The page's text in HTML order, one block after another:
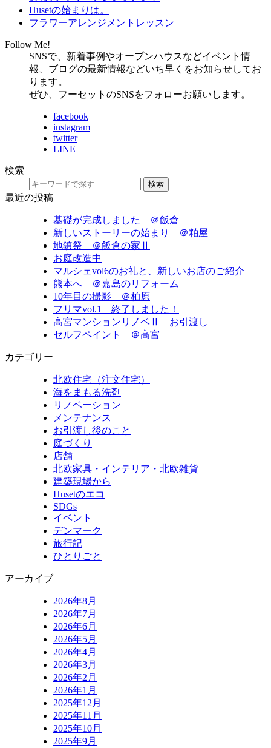
Husetの始まりは。
フラワーアレンジメントレッスン
Follow Me!
SNSで、新着事例やオープンハウスなどイベント情
報、ブログの最新情報などいち早くをお知らせしてお
ります。
ぜひ、フーセットのSNSをフォローお願いします。
facebook
instagram
twitter
LINE
検索
検索
最近の投稿
基礎が完成しました ＠飯倉
新しいストーリーの始まり ＠粕屋
地鎮祭 ＠飯倉の家Ⅱ
お庭改造中
マルシェvol6のお礼と、新しいお店のご紹介
熊本へ ＠嘉島のリフォーム
10年目の撮影 ＠柏原
フリマvol.1 終了しました！
高宮マンションリノベⅡ お引渡し
セルフペイント ＠高宮
カテゴリー
北欧住宅（注文住宅）
海をまもる洗剤
リノベーション
メンテナンス
お引渡し後のこと
庭づくり
店舗
北欧家具・インテリア・北欧雑貨
建築現場から
Husetのエコ
SDGs
イベント
デンマーク
旅行記
ひとりごと
アーカイブ
2026年8月
2026年7月
2026年6月
2026年5月
2026年4月
2026年3月
2026年2月
2026年1月
2025年12月
2025年11月
2025年10月
2025年9月